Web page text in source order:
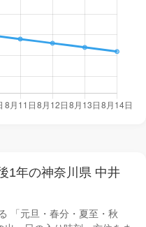
1年の神奈川県 中井
「元旦・春分・夏至・秋